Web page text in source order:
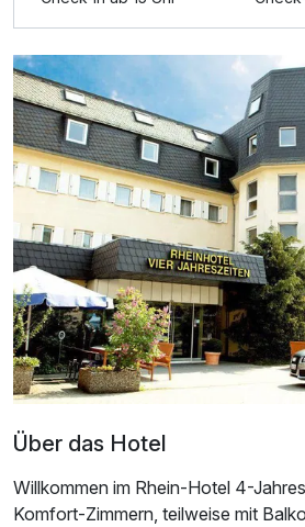
Doppelzimmer mit Balkon
Ausstattung
Für 3 Tage
Einzelzimmer
1 Erwachsenen
Über das Hotel
Willkommen im Rhein-Hotel 4-
Komfort-Zimmern, teilweise mit